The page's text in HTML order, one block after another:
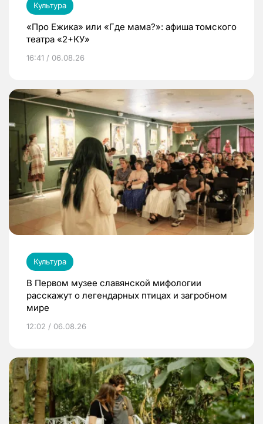
Культура
«Про Ежика» или «Где мама?»: афиша томского
театра «2+КУ»
16:41 / 06.08.26
Культура
В Первом музее славянской мифологии
расскажут о легендарных птицах и загробном
мире
12:02 / 06.08.26